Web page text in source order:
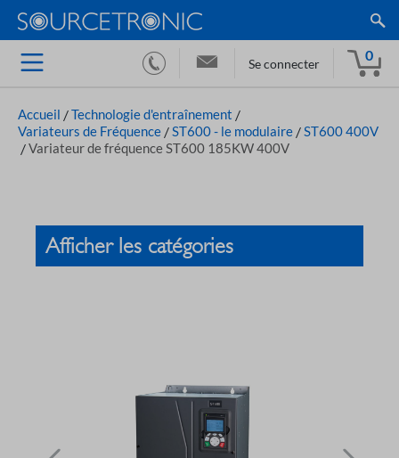
Se connecter
0
Accueil /Technologie d'entraînement /
Variateurs de Fréquence /ST600 - le modulaire /ST600 400V
/Variateur de fréquence ST600 185KW 400V
Afficher les catégories